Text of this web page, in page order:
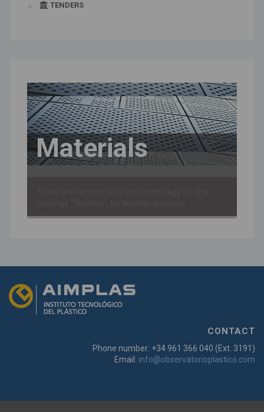
TENDERS
Materials
CONTACT
Phone number: +34 961 366 040 (Ext. 3191)
Email: info@observatorioplastico.com